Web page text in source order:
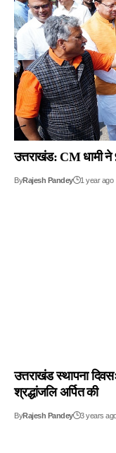
उत्तराखंड: CM धामी ने
ByRajesh Pandey 1 year ago
उत्तराखंड स्थापना
श्रद्धांजलि अर्पित की
ByRajesh Pandey 3 years